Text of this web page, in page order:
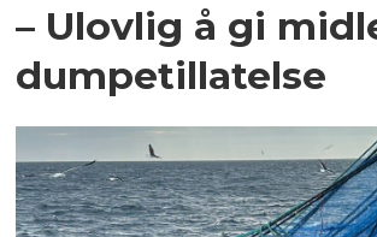
– Ulovlig å gi
dumpetillatelse